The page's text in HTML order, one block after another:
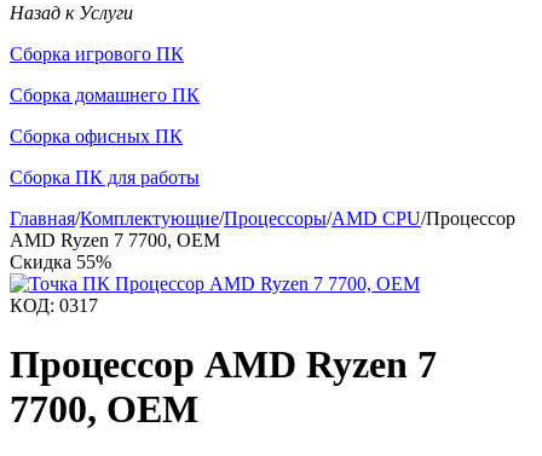
Назад к Услуги
Сборка игрового ПК
Сборка домашнего ПК
Сборка офисных ПК
Сборка ПК для работы
Главная/Комплектующие/Процессоры/AMD CPU/Процессор
AMD Ryzen 7 7700, OEM
Скидка 55%
КОД: 0317
Процессор AMD Ryzen 7
7700, OEM